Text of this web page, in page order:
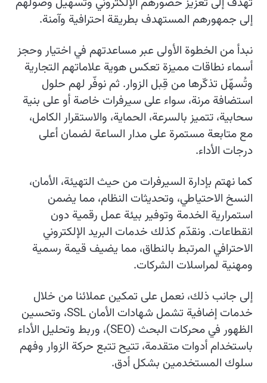
إلى جمهورهم المستهدف بطريقة احترافية وآمنة.
نبدأ من الخطوة الأولى عبر مساعدتهم في اختيار وحجز
أسماء نطاقات مميزة تعكس هوية علاماتهم التجارية
وتُسهّل تذكّرها من قِبل الزوار. ثم نوفّر لهم حلول
استضافة مرنة، سواء على سيرفرات خاصة أو على بنية
سحابية، تتميز بالسرعة، الحماية، والاستقرار الكامل،
مع متابعة مستمرة على مدار الساعة لضمان أعلى
درجات الأداء.
كما نهتم بإدارة السيرفرات من حيث التهيئة، الأمان،
النسخ الاحتياطي، وتحديثات النظام، مما يضمن
استمرارية الخدمة وتوفير بيئة عمل رقمية دون
انقطاعات. ونقدّم كذلك خدمات البريد الإلكتروني
الاحترافي المرتبط بالنطاق، مما يضيف قيمة رسمية
ومهنية لمراسلات الشركات.
إلى جانب ذلك، نعمل على تمكين عملائنا من خلال
خدمات إضافية تشمل شهادات الأمان SSL، وتحسين
الظهور في محركات البحث (SEO)، وربط وتحليل الأداء
باستخدام أدوات متقدمة، تتيح تتبع حركة الزوار وفهم
سلوك المستخدمين بشكل أدق.